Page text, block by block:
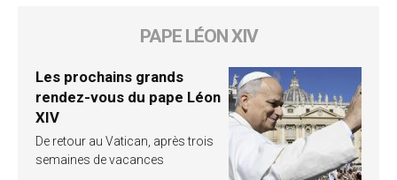
PAPE LÉON XIV
Les prochains grands
rendez-vous du pape Léon
XIV
De retour au Vatican, après trois
semaines de vacances